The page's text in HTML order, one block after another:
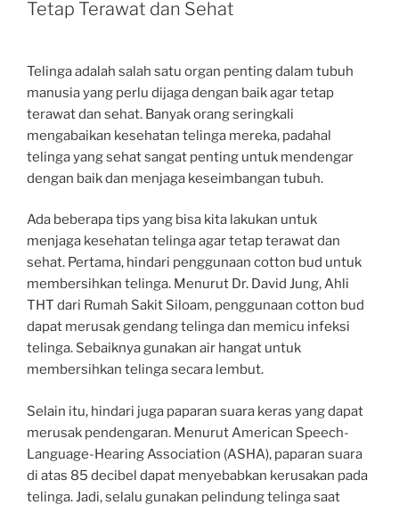
Tetap Terawat dan Sehat
Telinga adalah salah satu organ penting dalam tubuh
manusia yang perlu dijaga dengan baik agar tetap
terawat dan sehat. Banyak orang seringkali
mengabaikan kesehatan telinga mereka, padahal
telinga yang sehat sangat penting untuk mendengar
dengan baik dan menjaga keseimbangan tubuh.
Ada beberapa tips yang bisa kita lakukan untuk
menjaga kesehatan telinga agar tetap terawat dan
sehat. Pertama, hindari penggunaan cotton bud untuk
membersihkan telinga. Menurut Dr. David Jung, Ahli
THT dari Rumah Sakit Siloam, penggunaan cotton bud
dapat merusak gendang telinga dan memicu infeksi
telinga. Sebaiknya gunakan air hangat untuk
membersihkan telinga secara lembut.
Selain itu, hindari juga paparan suara keras yang dapat
merusak pendengaran. Menurut American Speech-
Language-Hearing Association (ASHA), paparan suara
di atas 85 decibel dapat menyebabkan kerusakan pada
telinga. Jadi, selalu gunakan pelindung telinga saat